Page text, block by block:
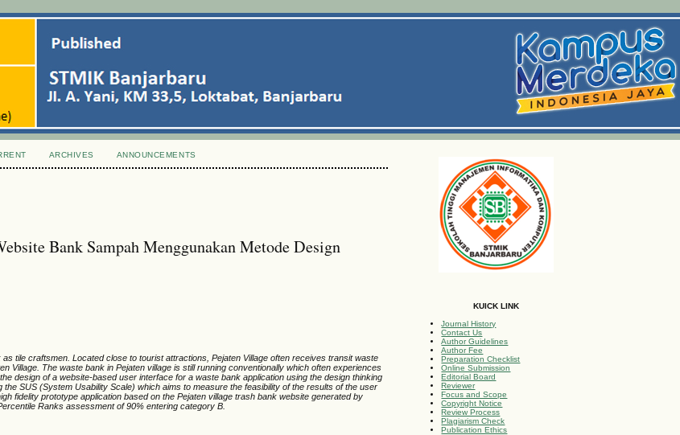
KUICK LINK
Journal History
Contact Us
Author Guidelines
Author Fee
Preparation Checklist
Online Submission
Editorial Board
Reviewer
Focus and Scope
Copyright Notice
Review Process
Plagiarism Check
Publication Ethics
ARCHIVES ANNOUNCEMENTS
Bank Sampah Menggunakan Metode Design
tile craftsmen. Located close to tourist attractions, Pejaten Village often receives transit waste
Village. The waste bank in Pejaten village is still running conventionally which often experiences
design of a website-based user interface for a waste bank application using the design thinking
SUS (System Usability Scale) which aims to measure the feasibility of the results of the user
fidelity prototype application based on the Pejaten village trash bank website generated by
Ranks assessment of 90% entering category B.